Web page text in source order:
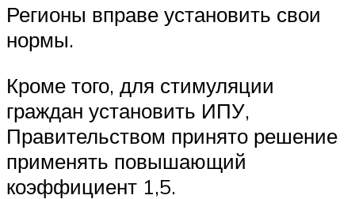
Регионы вправе установить свои
нормы.
Кроме того, для стимуляции
граждан установить ИПУ,
Правительством принято решение
применять повышающий
коэффициент 1,5.